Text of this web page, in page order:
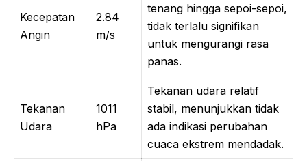
Kecepatan
Angin
2.84
m/s
tenang hingga sepoi-sepoi,
tidak terlalu signifikan
untuk mengurangi rasa
panas.
Tekanan
Udara
1011
hPa
Tekanan udara relatif
stabil, menunjukkan tidak
ada indikasi perubahan
cuaca ekstrem mendadak.